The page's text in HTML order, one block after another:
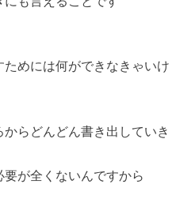
めには何ができなきゃいけ
らどんどん書き出していき
が全くないんですから